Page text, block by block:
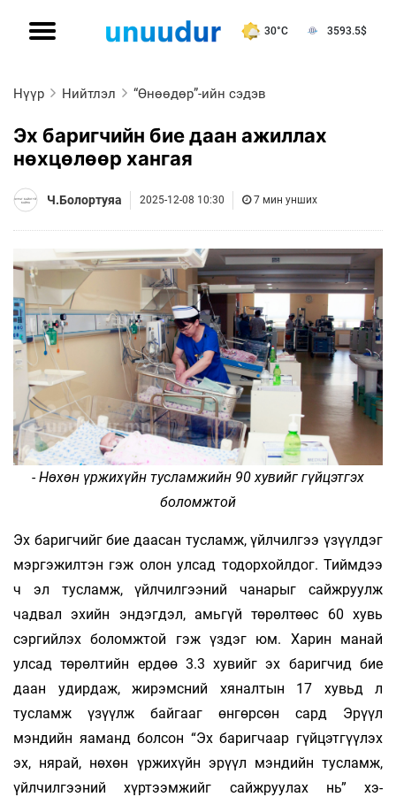
30°C 3593.5$
Нүүр Нийтлэл “Өнөөдөр”-ийн сэдэв
Эх баригчийн бие даан ажиллах
нөхцөлөөр хангая
Ч.Болортуяа 2025-12-08 10:30 7 мин унших
- Нөхөн үржихүйн тусламжийн 90 хувийг гүйцэтгэх
боломжтой
Эх баригчийг бие даасан тусламж, үйлчил­гээ үзүүлдэг
мэргэжилтэн гэж олон улсад тодорхойлдог. Тиймдээ
ч эл тусламж, үйлчилгээний чанарыг сайжруулж
чадвал эхийн эндэгдэл, амьгүй төрөлтөөс 60 хувь
сэргийлэх боломжтой гэж үздэг юм. Харин манай
улсад төрөлтийн ердөө 3.3 хувийг эх баригчид бие
даан удир­даж, жирэмсний хяналтын 17 хувьд л
тусламж үзүүлж байгааг өнгөрсөн сард Эрүүл
мэндийн яаманд болсон “Эх баригчаар гүйцэтгүүлэх
эх, нярай, нөхөн үржихүйн эрүүл мэндийн тусламж,
үйлчилгээний хүртээмжийг сайжруулах нь” хэ­­